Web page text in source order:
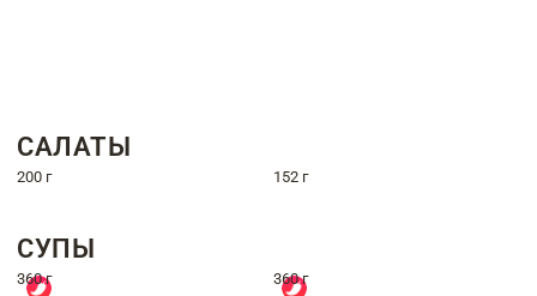
САЛАТЫ
200 г 152 г
СУПЫ
360 г 360 г